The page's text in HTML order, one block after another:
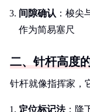
间隙确认 ：梭尖
作为简易塞尺
二、针杆高度
针杆就像指挥家，
定位标记法：降